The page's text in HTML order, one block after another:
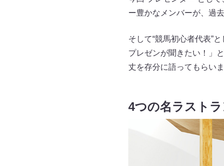
ー豊かなメンバーが、過
そして“競馬初心者代表”
プレゼンが聞きたい！」
丈を存分に語ってもらいま
4つの名ラスト